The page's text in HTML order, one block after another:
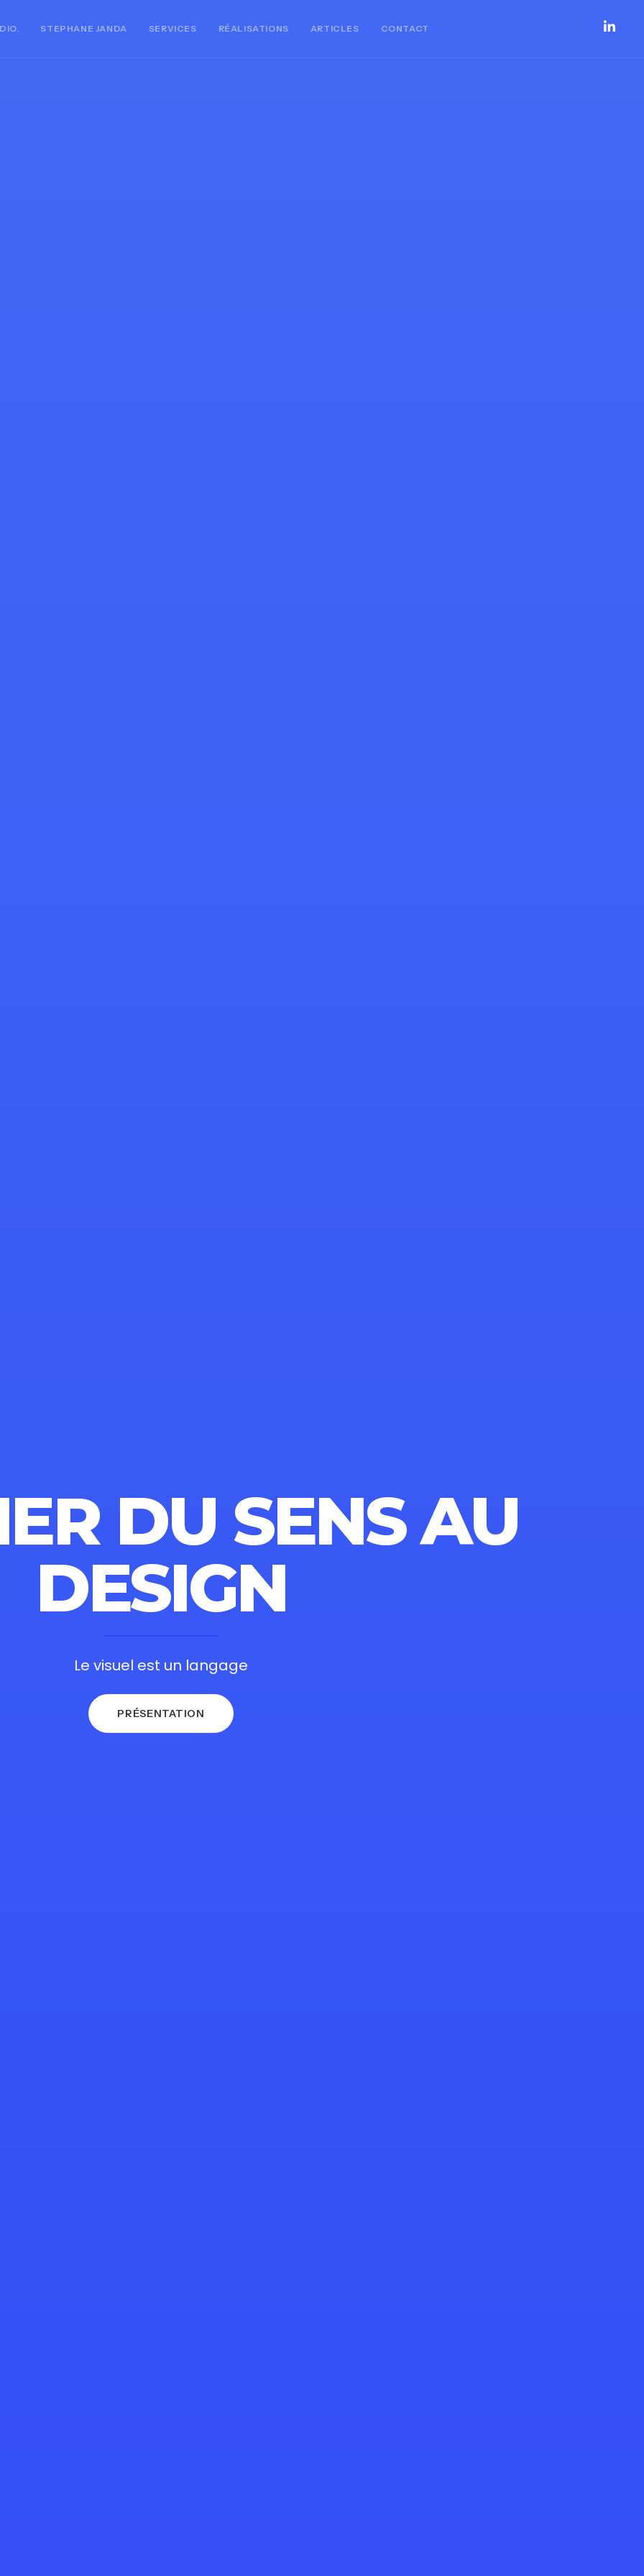
STEPHANE JANDA SERVICES RÉALISATIONS ARTICLES CONTACT
DU SENS AU
DESIGN
Le visuel est un langage
PRÉSENTATION